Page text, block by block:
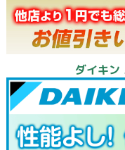
ダイキン